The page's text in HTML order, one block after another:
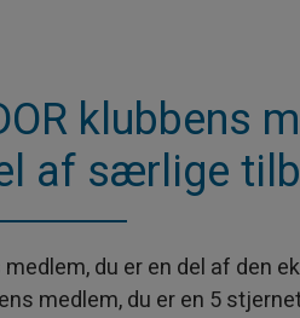
klubbens
af særlige
du er en del af den
medlem, du er en 5